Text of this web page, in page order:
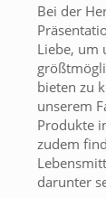
Bei der
Liebe, um
bieten zu
unserem
Produkte
zudem
darunter